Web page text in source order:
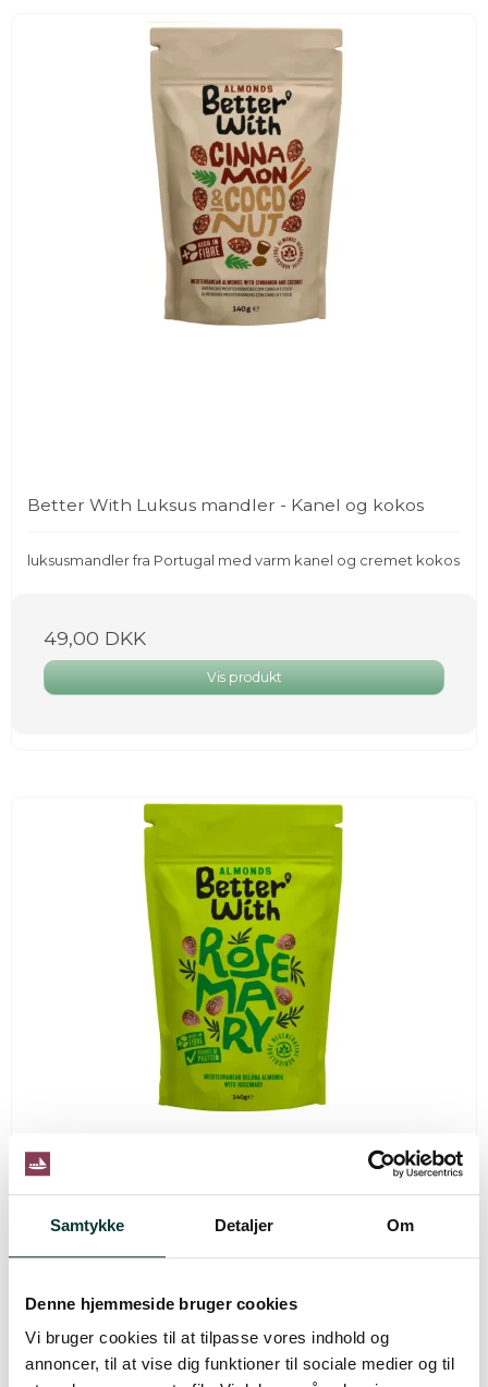
Samtykke Detaljer Om
Denne hjemmeside bruger cookies
Vi bruger cookies til at tilpasse vores indhold og
annoncer, til at vise dig funktioner til sociale medier og til
Better With Luksus mandler - Kanel og kokos
luksusmandler fra Portugal med varm kanel og cremet kokos
49,00 DKK
Vis produkt
Sprøde portugisiske luksusmandler med frisk rosmarin